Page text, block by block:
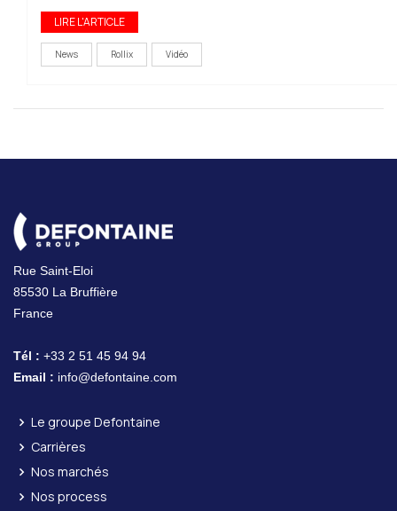
LIRE L'ARTICLE
News Rollix Vidéo
Rue Saint-Eloi
85530 La Bruffière
France
Tél : +33 2 51 45 94 94
Email : info@defontaine.com
Le groupe Defontaine
Carrières
Nos marchés
Nos process